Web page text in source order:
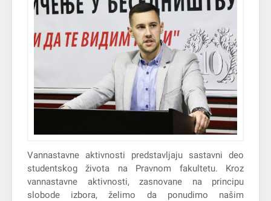
Vannastavne aktivnosti predstavljaju sastavni deo
studentskog života na Pravnom fakultetu. Kroz
vannastavne aktivnosti, zasnovane na principu
slobode izbora, želimo da ponudimo našim